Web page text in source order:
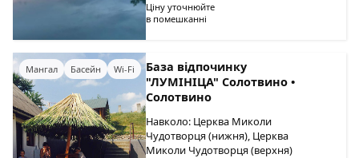
Ціну уточнюйте
в помешканні
Мангал Басейн Wi-Fi
База відпочинку
"ЛУМІНІЦА" Солотвино •
Солотвино
Навколо: Церква Миколи
Чудотворця (нижня), Церква
Миколи Чудотворця (верхня)